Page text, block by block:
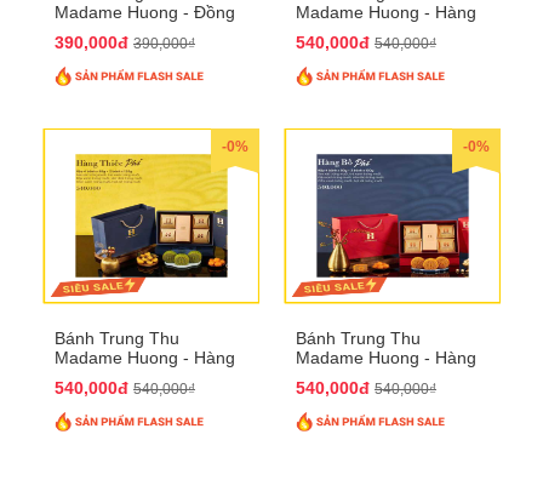
Madame Huong - Đồng
390,000đ 390,000₫
Madame Huong - Hàng
540,000đ 540,000₫
-0%
Bánh Trung Thu
Madame Huong - Hàng
540,000đ 540,000₫
-0%
Bánh Trung Thu
Madame Huong - Hàng
540,000đ 540,000₫